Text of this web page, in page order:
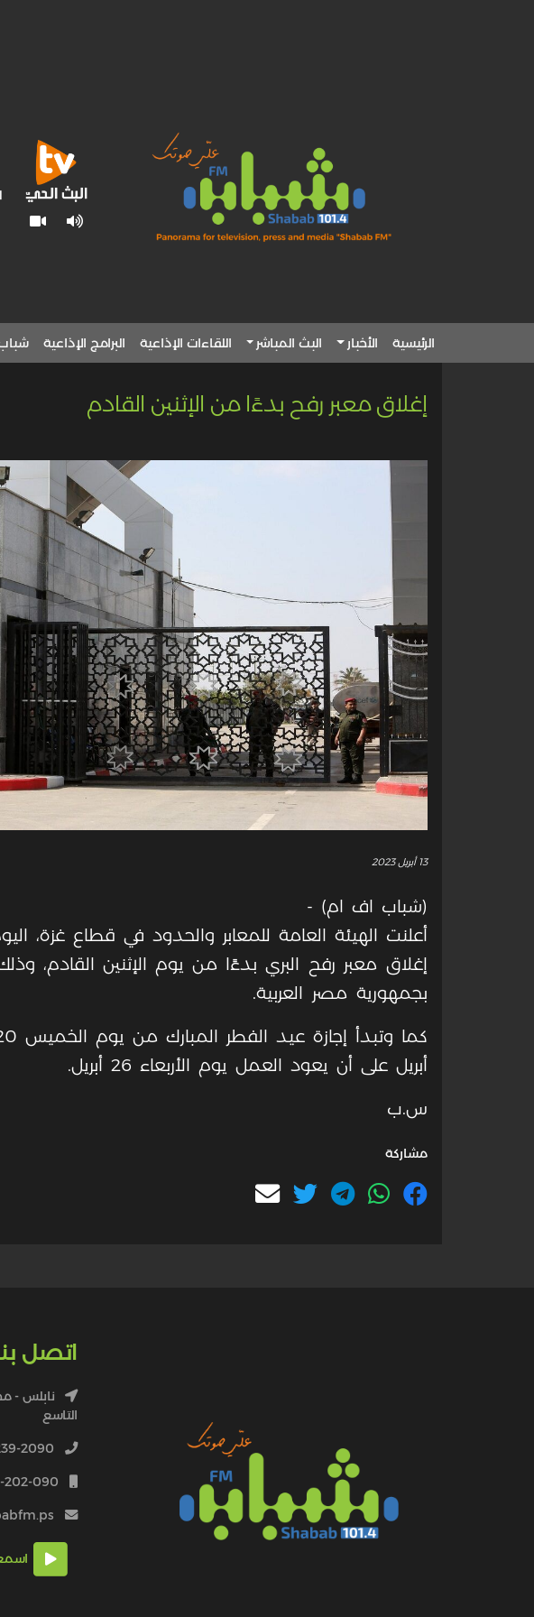
الرئيسية الأخبار البث المباشر اللقاءات الإذاعية البرامج الإذاعية
إغلاق معبر رفح بدءًا من الإثنين القادم
13 أبريل 2023
(شباب اف ام) -
أعلنت الهيئة العامة للمعابر والحدود في قطاع غزة،
إغلاق معبر رفح البري بدءًا من يوم الإثنين القادم،
بجمهورية مصر العربية.
أبريل على أن يعود العمل يوم الأربعاء 26 أبريل.
س.ب
مشاركة
اتصل
نابلس -
التاسع
2090
202-090